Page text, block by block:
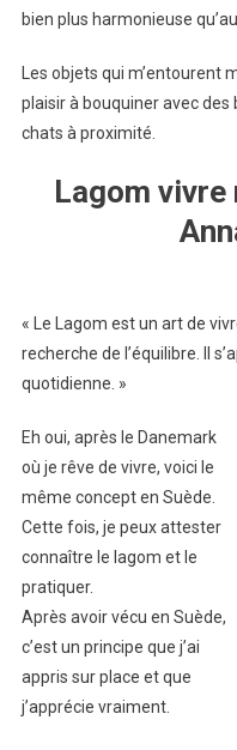
bien plus harmonieuse
Les objets qui m’entourent
plaisir à bouquiner avec
chats à proximité.
Lagom vivre
« Le Lagom est un art de
recherche de l’équilibre. Il
quotidienne. »
Eh oui, après le Danemark
où je rêve de vivre, voici le
même concept en Suède.
Cette fois, je peux attester
connaître le lagom et le
pratiquer.
Après avoir vécu en Suède,
c’est un principe que j’ai
appris sur place et que
j’apprécie vraiment.